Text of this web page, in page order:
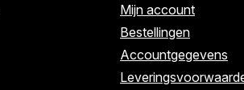
Mijn account
Bestellingen
Accountgegevens